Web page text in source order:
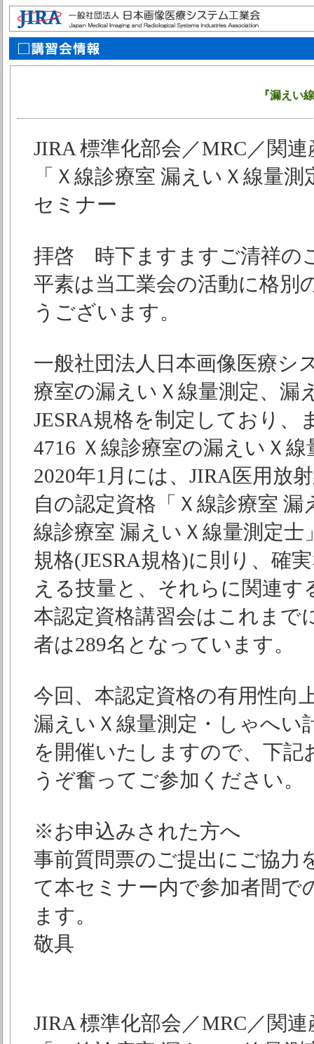
『漏えい
JIRA 標準化部会／MRC／関
「Ｘ線診療室 漏えいＸ線量
セミナー
拝啓 時下ますますご清祥の
平素は当工業会の活動に格別
うございます。
一般社団法人日本画像医療シ
療室の漏えいＸ線量測定、漏
JESRA規格を制定しており、
4716 Ｘ線診療室の漏えいＸ
2020年1月には、JIRA医用放
自の認定資格「Ｘ線診療室
線診療室 漏えいＸ線量測定士
規格(JESRA規格)に則り、確
える技量と、それらに関連
本認定資格講習会はこれまで
者は289名となっています。
今回、本認定資格の有用性向
漏えいＸ線量測定・しゃへい
を開催いたしますので、下
うぞ奮ってご参加ください。
※お申込みされた方へ
事前質問票のご提出にご協力
て本セミナー内で参加者間で
ます。
敬具
JIRA 標準化部会／MRC／関